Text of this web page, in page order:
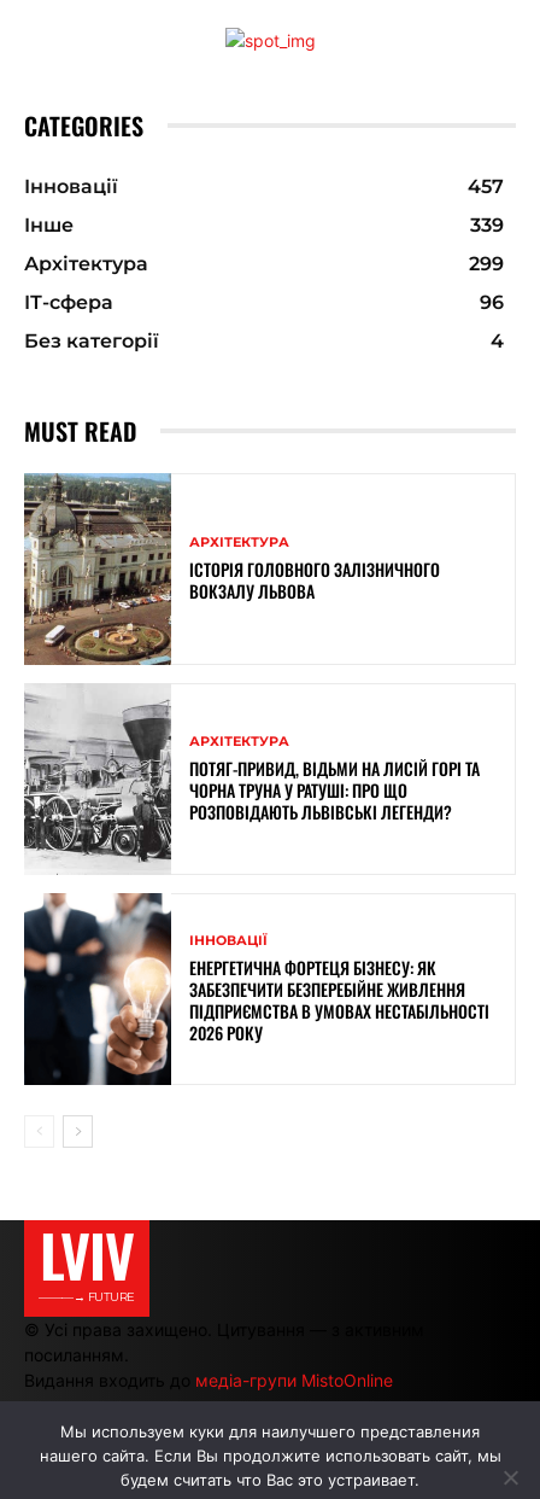
CATEGORIES
Інновації
457
Інше
339
Архітектура
299
ІТ-сфера
96
Без категорії
4
MUST READ
АРХІТЕКТУРА
ІСТОРІЯ ГОЛОВНОГО ЗАЛІЗНИЧНОГО
ВОКЗАЛУ ЛЬВОВА
АРХІТЕКТУРА
ПОТЯГ-ПРИВИД, ВІДЬМИ НА ЛИСІЙ ГОРІ ТА
ЧОРНА ТРУНА У РАТУШІ: ПРО ЩО
РОЗПОВІДАЮТЬ ЛЬВІВСЬКІ ЛЕГЕНДИ?
ІННОВАЦІЇ
ЕНЕРГЕТИЧНА ФОРТЕЦЯ БІЗНЕСУ: ЯК
ЗАБЕЗПЕЧИТИ БЕЗПЕРЕБІЙНЕ ЖИВЛЕННЯ
ПІДПРИЄМСТВА В УМОВАХ НЕСТАБІЛЬНОСТІ
2026 РОКУ
LVIV
———→ FUTURE
© Усі права захищено. Цитування — з активним
посиланням.
Видання входить до медіа-групи MistoOnline
АВТОРИ РЕКЛАМА НА САЙТІ
Мы используем куки для наилучшего представления
нашего сайта. Если Вы продолжите использовать сайт, мы
будем считать что Вас это устраивает.